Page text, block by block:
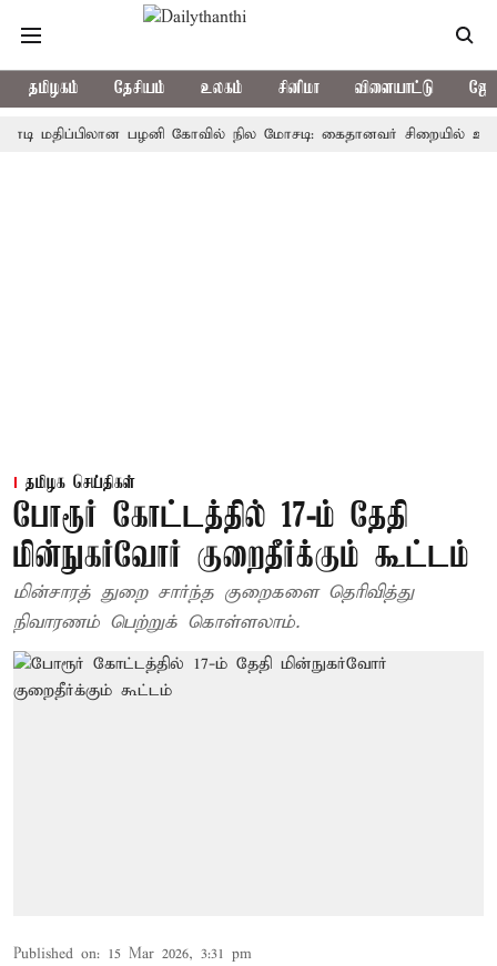
தமிழகம் தேசியம் உலகம் சினிமா விளையாட்டு
பழனி கோவில் நில மோசடி: கைதானவர் சிறையில் உயிரிழப்பு
தமிழக செய்திகள்
போரூர் கோட்டத்தில் 17-ம் தேதி
மின்நுகர்வோர் குறைதீர்க்கும் கூட்டம்
மின்சாரத் துறை சார்ந்த குறைகளை தெரிவித்து
நிவாரணம் பெற்றுக் கொள்ளலாம்.
Published on: 15 Mar 2026, 3:31 pm